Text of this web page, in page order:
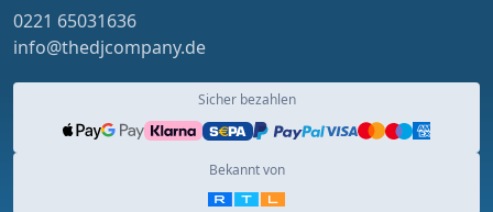
0221 65031636
info@thedjcompany.de
Sicher bezahlen
Bekannt von